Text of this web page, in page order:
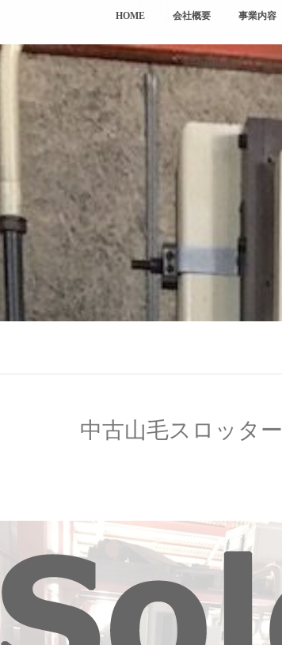
HOME 会社概要 事業内容
中古山毛スロッター